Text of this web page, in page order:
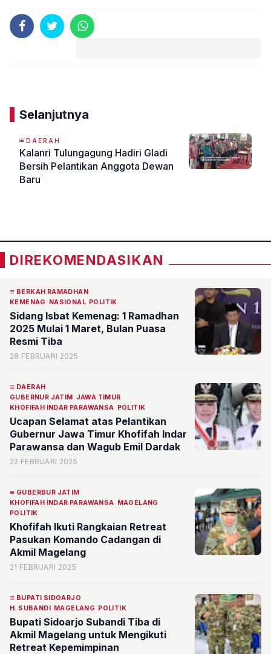
Selanjutnya
DAERAH
Kalanri Tulungagung Hadiri Gladi
Bersih Pelantikan Anggota Dewan
Baru
DIREKOMENDASIKAN
BERKAH RAMADHAN
KEMENAG
NASIONAL POLITIK
Sidang Isbat Kemenag: 1 Ramadhan
2025 Mulai 1 Maret, Bulan Puasa
Resmi Tiba
28 FEBRUARI 2025
DAERAH
GUBERNUR JATIM JAWA TIMUR
KHOFIFAH INDAR PARAWANSA POLITIK
Ucapan Selamat atas Pelantikan
Gubernur Jawa Timur Khofifah Indar
Parawansa dan Wagub Emil Dardak
22 FEBRUARI 2025
GUBERBUR JATIM
KHOFIFAH INDAR PARAWANSA MAGELANG
POLITIK
Khofifah Ikuti Rangkaian Retreat
Pasukan Komando Cadangan di
Akmil Magelang
21 FEBRUARI 2025
BUPATI SIDOARJO
H. SUBANDI MAGELANG POLITIK
Bupati Sidoarjo Subandi Tiba di
Akmil Magelang untuk Mengikuti
Retreat Kepemimpinan